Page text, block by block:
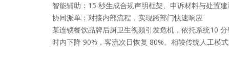
智能辅助：15 秒生成合规声明框架、申诉材料与处置建
协同派单：对接内部流程，实现跨部门快速响应
某连锁餐饮品牌后厨卫生视频引发危机，依托系统10
时内下降 90%，客流次日恢复 80%。相较传统人工模